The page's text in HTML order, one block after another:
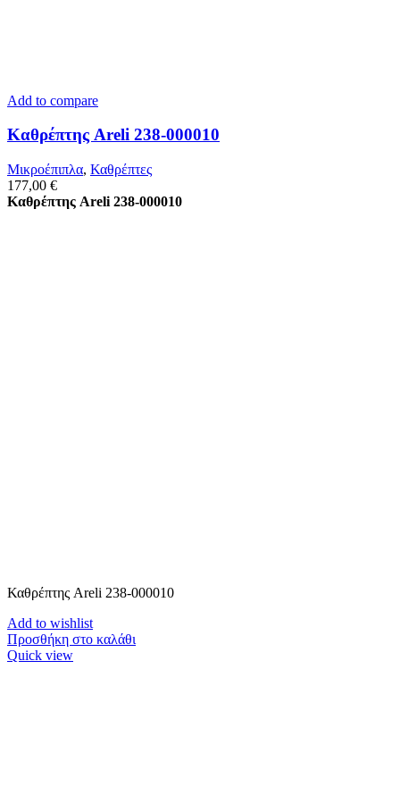
Add to compare
Καθρέπτης Areli 238-000010
Μικροέπιπλα, Καθρέπτες
177,00 €
Καθρέπτης Areli 238-000010
Καθρέπτης Areli 238-000010
Add to wishlist
Προσθήκη στο καλάθι
Quick view